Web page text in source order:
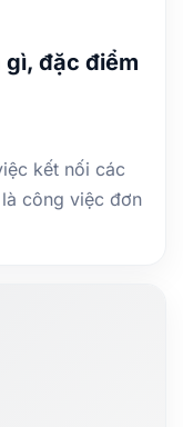
đặc điểm
kết nối các
công việc đơn